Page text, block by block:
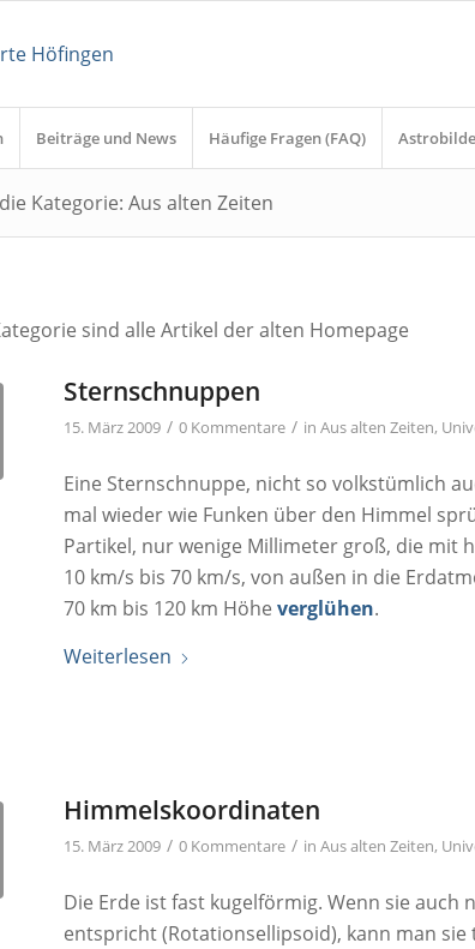
Beiträge und News Häufige Fragen (FAQ)
Kategorie: Aus alten Zeiten
sind alle Artikel der alten Homepage
Sternschnuppen
15. März 2009 / 0 Kommentare / inAus alten Zeiten,
Eine Sternschnuppe, nicht so volkstümlich
mal wieder wie Funken über den Himmel
Partikel, nur wenige Millimeter groß, die mit
10 km/s bis 70 km/s, von außen in die
70 km bis 120 km Höheverglühen.
Weiterlesen
Himmelskoordinaten
15. März 2009 / 0 Kommentare / inAus alten Zeiten,
Die Erde ist fast kugelförmig. Wenn sie auch
entspricht (Rotationsellipsoid), kann man